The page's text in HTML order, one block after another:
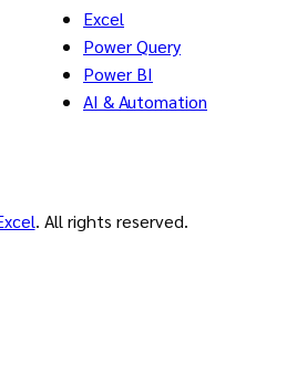
Excel
Power Query
Power BI
AI & Automation
. All rights reserved.